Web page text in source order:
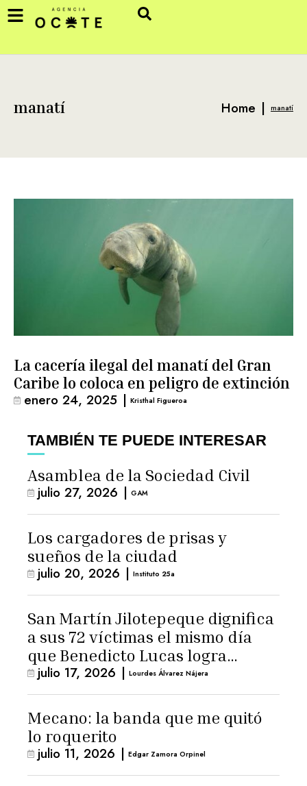
manatí Home | manatí
La cacería ilegal del manatí del Gran
Caribe lo coloca en peligro de extinción
enero 24, 2025 | Kristhal Figueroa
TAMBIÉN TE PUEDE INTERESAR
Asamblea de la Sociedad Civil
julio 27, 2026 | GAM
Los cargadores de prisas y
sueños de la ciudad
julio 20, 2026 | Instituto 25a
San Martín Jilotepeque dignifica
a sus 72 víctimas el mismo día
que Benedicto Lucas logra
arresto domiciliario
julio 17, 2026 | Lourdes Álvarez Nájera
Mecano: la banda que me quitó
lo roquerito
julio 11, 2026 | Edgar Zamora Orpinel